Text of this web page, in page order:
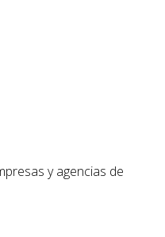
y agencias de